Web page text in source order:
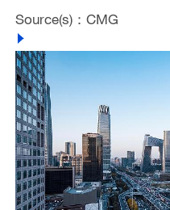
Source(s)：CMG